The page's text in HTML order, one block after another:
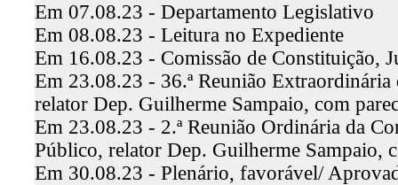
Em 07.08.23 - Departamento Legislativo
Em 08.08.23 - Leitura no Expediente
Em 16.08.23 - Comissão de Constituição,
Em 23.08.23 - 36.ª Reunião Extraordinária
relator Dep. Guilherme Sampaio, com
Em 23.08.23 - 2.ª Reunião Ordinária da
Público, relator Dep. Guilherme Sampaio,
Em 30.08.23 - Plenário, favorável/